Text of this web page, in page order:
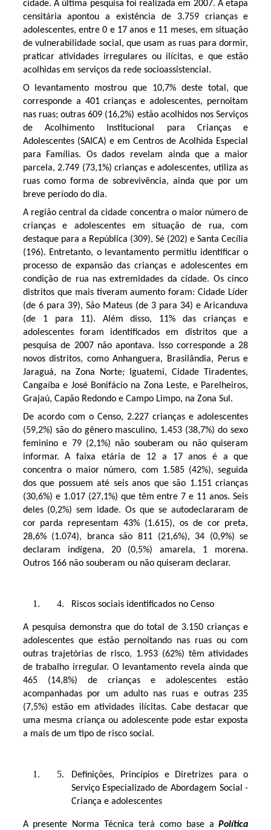
cidade. A última pesquisa foi realizada em 2007. A etapa
censitária apontou a existência de 3.759 crianças e
adolescentes, entre 0 e 17 anos e 11 meses, em situação
de vulnerabilidade social, que usam as ruas para dormir,
praticar atividades irregulares ou ilícitas, e que estão
acolhidas em serviços da rede socioassistencial.
O levantamento mostrou que 10,7% deste total, que
corresponde a 401 crianças e adolescentes, pernoitam
nas ruas; outras 609 (16,2%) estão acolhidos nos Serviços
de Acolhimento Institucional para Crianças e
Adolescentes (SAICA) e em Centros de Acolhida Especial
para Famílias. Os dados revelam ainda que a maior
parcela, 2.749 (73,1%) crianças e adolescentes, utiliza as
ruas como forma de sobrevivência, ainda que por um
breve período do dia.
A região central da cidade concentra o maior número de
crianças e adolescentes em situação de rua, com
destaque para a República (309), Sé (202) e Santa Cecília
(196). Entretanto, o levantamento permitiu identificar o
processo de expansão das crianças e adolescentes em
condição de rua nas extremidades da cidade. Os cinco
distritos que mais tiveram aumento foram: Cidade Líder
(de 6 para 39), São Mateus (de 3 para 34) e Aricanduva
(de 1 para 11). Além disso, 11% das crianças e
adolescentes foram identificados em distritos que a
pesquisa de 2007 não apontava. Isso corresponde a 28
novos distritos, como Anhanguera, Brasilândia, Perus e
Jaraguá, na Zona Norte; Iguatemi, Cidade Tiradentes,
Cangaíba e José Bonifácio na Zona Leste, e Parelheiros,
Grajaú, Capão Redondo e Campo Limpo, na Zona Sul.
De acordo com o Censo, 2.227 crianças e adolescentes
(59,2%) são do gênero masculino, 1.453 (38,7%) do sexo
feminino e 79 (2,1%) não souberam ou não quiseram
informar. A faixa etária de 12 a 17 anos é a que
concentra o maior número, com 1.585 (42%), seguida
dos que possuem até seis anos que são 1.151 crianças
(30,6%) e 1.017 (27,1%) que têm entre 7 e 11 anos. Seis
deles (0,2%) sem idade. Os que se autodeclararam de
cor parda representam 43% (1.615), os de cor preta,
28,6% (1.074), branca são 811 (21,6%), 34 (0,9%) se
declaram indígena, 20 (0,5%) amarela, 1 morena.
Outros 166 não souberam ou não quiseram declarar.
Riscos sociais identificados no Censo
A pesquisa demonstra que do total de 3.150 crianças e
adolescentes que estão pernoitando nas ruas ou com
outras trajetórias de risco, 1.953 (62%) têm atividades
de trabalho irregular. O levantamento revela ainda que
465 (14,8%) de crianças e adolescentes estão
acompanhadas por um adulto nas ruas e outras 235
(7,5%) estão em atividades ilícitas. Cabe destacar que
uma mesma criança ou adolescente pode estar exposta
a mais de um tipo de risco social.
Definições, Princípios e Diretrizes para o
Serviço Especializado de Abordagem Social -
Criança e adolescentes
A presente Norma Técnica terá como base aPolítica